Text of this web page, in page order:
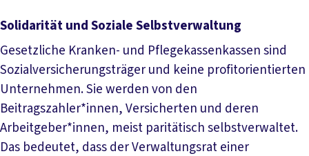
Solidarität und Soziale Selbstverwaltung
Gesetzliche Kranken- und Pflegekassenkassen sind
Sozialversicherungsträger und keine profitorientierten
Unternehmen. Sie werden von den
Beitragszahler*innen, Versicherten und deren
Arbeitgeber*innen, meist paritätisch selbstverwaltet.
Das bedeutet, dass der Verwaltungsrat einer